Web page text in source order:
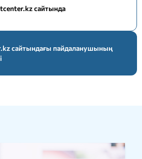
сайтында
сайтындағы пайдаланушының